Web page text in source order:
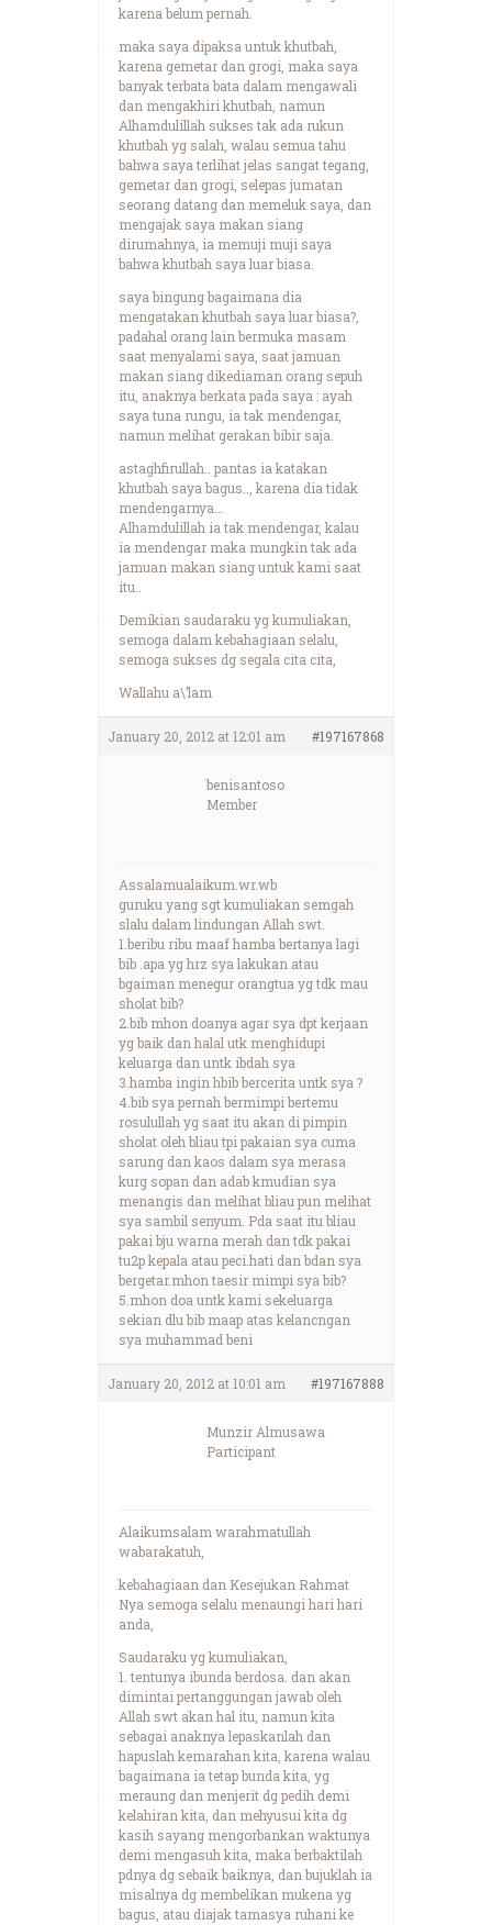
karena belum pernah.
maka saya dipaksa untuk khutbah,
karena gemetar dan grogi, maka saya
banyak terbata bata dalam mengawali
dan mengakhiri khutbah, namun
Alhamdulillah sukses tak ada rukun
khutbah yg salah, walau semua tahu
bahwa saya terlihat jelas sangat tegang,
gemetar dan grogi, selepas jumatan
seorang datang dan memeluk saya, dan
mengajak saya makan siang
dirumahnya, ia memuji muji saya
bahwa khutbah saya luar biasa.
saya bingung bagaimana dia
mengatakan khutbah saya luar biasa?,
padahal orang lain bermuka masam
saat menyalami saya, saat jamuan
makan siang dikediaman orang sepuh
itu, anaknya berkata pada saya : ayah
saya tuna rungu, ia tak mendengar,
namun melihat gerakan bibir saja.
astaghfirullah.. pantas ia katakan
khutbah saya bagus.., karena dia tidak
mendengarnya…
Alhamdulillah ia tak mendengar, kalau
ia mendengar maka mungkin tak ada
jamuan makan siang untuk kami saat
itu..
Demikian saudaraku yg kumuliakan,
semoga dalam kebahagiaan selalu,
semoga sukses dg segala cita cita,
Wallahu a\’lam
January 20, 2012 at 12:01 am #197167868
benisantoso
Member
Assalamualaikum.wr.wb
guruku yang sgt kumuliakan semgah
slalu dalam lindungan Allah swt.
1.beribu ribu maaf hamba bertanya lagi
bib .apa yg hrz sya lakukan atau
bgaiman menegur orangtua yg tdk mau
sholat bib?
2.bib mhon doanya agar sya dpt kerjaan
yg baik dan halal utk menghidupi
keluarga dan untk ibdah sya
3.hamba ingin hbib bercerita untk sya ?
4.bib sya pernah bermimpi bertemu
rosulullah yg saat itu akan di pimpin
sholat oleh bliau tpi pakaian sya cuma
sarung dan kaos dalam sya merasa
kurg sopan dan adab kmudian sya
menangis dan melihat bliau pun melihat
sya sambil senyum. Pda saat itu bliau
pakai bju warna merah dan tdk pakai
tu2p kepala atau peci.hati dan bdan sya
bergetar.mhon taesir mimpi sya bib?
5.mhon doa untk kami sekeluarga
sekian dlu bib maap atas kelancngan
sya muhammad beni
January 20, 2012 at 10:01 am #197167888
Munzir Almusawa
Participant
Alaikumsalam warahmatullah
wabarakatuh,
kebahagiaan dan Kesejukan Rahmat
Nya semoga selalu menaungi hari hari
anda,
Saudaraku yg kumuliakan,
1. tentunya ibunda berdosa. dan akan
dimintai pertanggungan jawab oleh
Allah swt akan hal itu, namun kita
sebagai anaknya lepaskanlah dan
hapuslah kemarahan kita, karena walau
bagaimana ia tetap bunda kita, yg
meraung dan menjerit dg pedih demi
kelahiran kita, dan mehyusui kita dg
kasih sayang mengorbankan waktunya
demi mengasuh kita, maka berbaktilah
pdnya dg sebaik baiknya, dan bujuklah ia
misalnya dg membelikan mukena yg
bagus, atau diajak tamasya ruhani ke